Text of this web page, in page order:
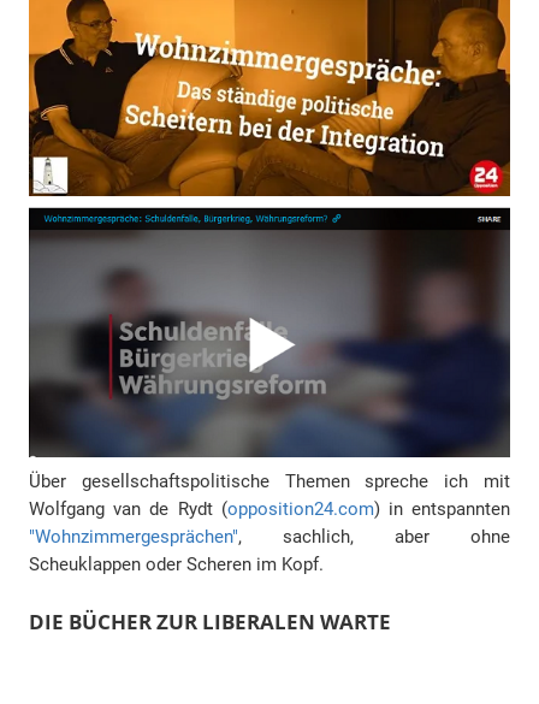
Über gesellschaftspolitische Themen spreche ich mit
Wolfgang van de Rydt (opposition24.com) in entspannten
"Wohnzimmergesprächen", sachlich, aber ohne
Scheuklappen oder Scheren im Kopf.
DIE BÜCHER ZUR LIBERALEN WARTE